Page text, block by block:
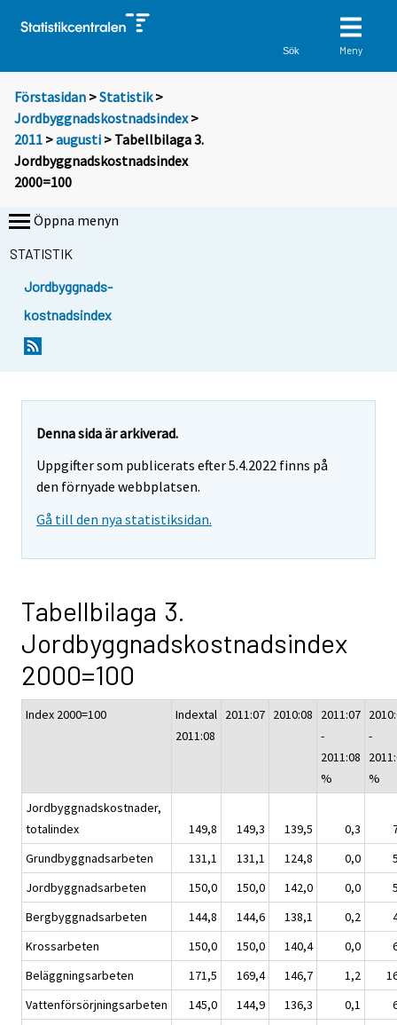
Sök Meny
Förstasidan >Statistik >
Jordbyggnadskostnadsindex>
2011 >augusti > Tabellbilaga 3.
Jordbyggnadskostnadsindex
2000=100
Öppna menyn
STATISTIK
Jordbyggnads-
kostnadsindex
Denna sida är arkiverad.
Uppgifter som publicerats efter 5.4.2022 finns på
den förnyade webbplatsen.
Gå till den nya statistiksidan.
Tabellbilaga 3.
Jordbyggnadskostnadsindex
2000=100
Index 2000=100
Indextal
2011:08
2011:07 2010:08
2011:07
-
2011:08
%
-
%
Jordbyggnadskostnader,
totalindex
149,8 149,3 139,5 0,3
Grundbyggnadsarbeten
131,1 131,1 124,8 0,0
Jordbyggnadsarbeten
150,0 150,0 142,0 0,0
Bergbyggnadsarbeten
144,8 144,6 138,1 0,2
Krossarbeten
150,0 150,0 140,4 0,0
Beläggningsarbeten
171,5 169,4 146,7 1,2
Vattenförsörjningsarbeten
145,0 144,9 136,3 0,1